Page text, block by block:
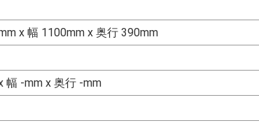
x 幅 1100mm x 奥行 390mm
幅 -mm x 奥行 -mm